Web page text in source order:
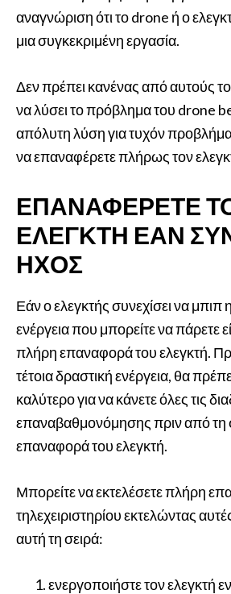
αναγνώριση ότι το drone ή ο
μια συγκεκριμένη εργασία.
Δεν πρέπει κανένας από αυτούς
να λύσει το πρόβλημα του drone
απόλυτη λύση για τυχόν
να επαναφέρετε πλήρως τον
ΕΠΑΝΑΦΈΡΕΤΕ
ΕΛΕΓΚΤΉ ΕΆΝ
ΉΧΟΣ
Εάν ο ελεγκτής συνεχίσει να μπιπ
ενέργεια που μπορείτε να πάρετε
πλήρη επαναφορά του ελεγκτή.
τέτοια δραστική ενέργεια, θα
καλύτερο για να κάνετε όλες τις
επαναβαθμονόμησης πριν από τη
επαναφορά του ελεγκτή.
Μπορείτε να εκτελέσετε πλήρη
τηλεχειριστηρίου εκτελώντας
αυτή τη σειρά:
ενεργοποιήστε τον ελεγκτή